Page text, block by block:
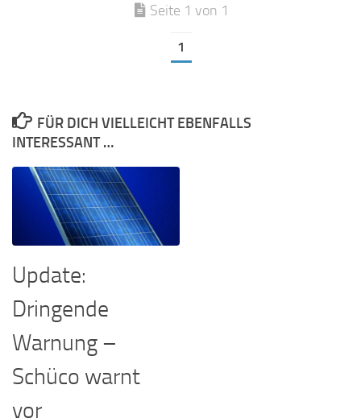
Seite 1 von 1
1
FÜR DICH VIELLEICHT EBENFALLS
INTERESSANT …
Update:
Dringende
Warnung –
Schüco warnt
vor